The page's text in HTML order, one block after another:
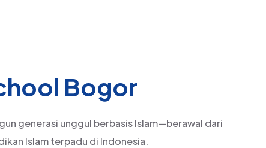
Bogor
generasi unggul berbasis Islam—berawal dari
Islam terpadu di Indonesia.